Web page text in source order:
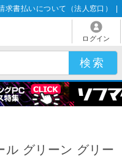
求書払いについて（法人窓口）
ログイン
ル グリーン グリー